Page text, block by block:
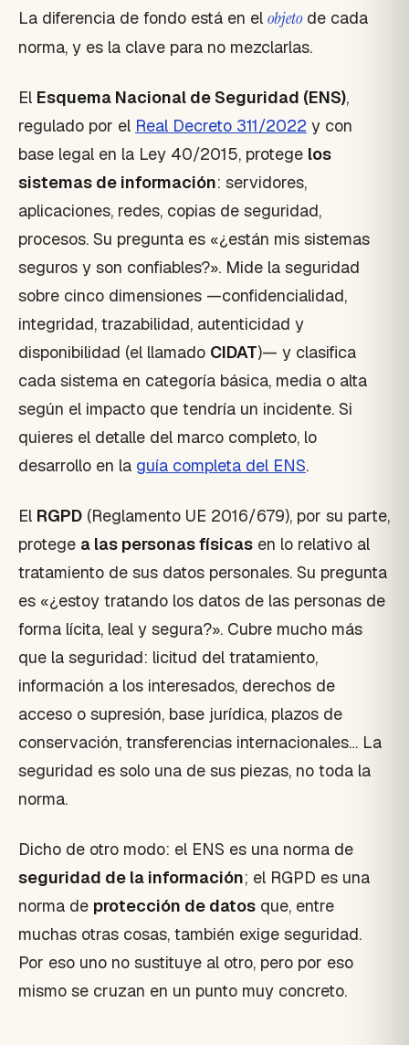
La diferencia de fondo está en el objeto de cada
norma, y es la clave para no mezclarlas.
El Esquema Nacional de Seguridad (ENS),
regulado por el Real Decreto 311/2022 y con
base legal en la Ley 40/2015, protege los
sistemas de información: servidores,
aplicaciones, redes, copias de seguridad,
procesos. Su pregunta es «¿están mis sistemas
seguros y son confiables?». Mide la seguridad
sobre cinco dimensiones —confidencialidad,
integridad, trazabilidad, autenticidad y
disponibilidad (el llamado CIDAT)— y clasifica
cada sistema en categoría básica, media o alta
según el impacto que tendría un incidente. Si
quieres el detalle del marco completo, lo
desarrollo en la guía completa del ENS.
El RGPD (Reglamento UE 2016/679), por su parte,
protege a las personas físicas en lo relativo al
tratamiento de sus datos personales. Su pregunta
es «¿estoy tratando los datos de las personas de
forma lícita, leal y segura?». Cubre mucho más
que la seguridad: licitud del tratamiento,
información a los interesados, derechos de
acceso o supresión, base jurídica, plazos de
conservación, transferencias internacionales… La
seguridad es solo una de sus piezas, no toda la
norma.
Dicho de otro modo: el ENS es una norma de
seguridad de la información; el RGPD es una
norma de protección de datos que, entre
muchas otras cosas, también exige seguridad.
Por eso uno no sustituye al otro, pero por eso
mismo se cruzan en un punto muy concreto.